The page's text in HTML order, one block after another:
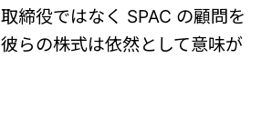
締役ではなく SPAC の顧問を
らの株式は依然として意味が